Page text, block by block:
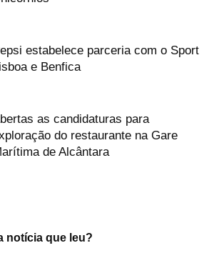
estabelece parceria com o Sport
e Benfica
as candidaturas para
do restaurante na Gare
de Alcântara
notícia que leu?